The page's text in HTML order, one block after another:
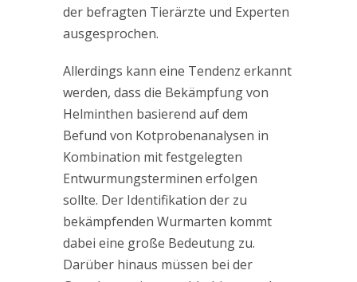
der befragten Tierärzte und Experten
ausgesprochen.
Allerdings kann eine Tendenz erkannt
werden, dass die Bekämpfung von
Helminthen basierend auf dem
Befund von Kotprobenanalysen in
Kombination mit festgelegten
Entwurmungsterminen erfolgen
sollte. Der Identifikation der zu
bekämpfenden Wurmarten kommt
dabei eine große Bedeutung zu.
Darüber hinaus müssen bei der